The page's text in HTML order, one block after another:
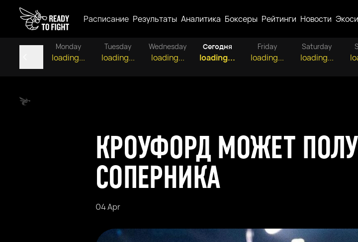
Расписание Результаты Аналитика Боксеры Рейтинги Новости
Monday
loading...
Tuesday
loading...
Wednesday
loading...
Сегодня
loading...
Friday
loading...
Saturday
loading...
КРОУФОРД МОЖЕТ
СОПЕРНИКА
04 Apr